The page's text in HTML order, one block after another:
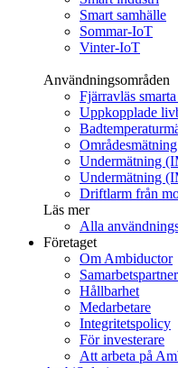
Smart samhälle
Sommar-IoT
Vinter-IoT
Användningsområden
Fjärravläs
Uppkopplade
Undermätning
Undermätning
Driftlarm från
Läs mer
Alla
Företaget
Om Ambiductor
Hållbarhet
Medarbetare
Integritetspolicy
För investerare
Att arbeta på